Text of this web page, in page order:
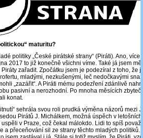
maturitu?
politiky „České pirátské strany“ (Piráti). Ano, více
2017 to již konečně všichni víme. Také já jsem
zařadit. Zpočátku jsem je podezíral z toho, že
mladými, nezkušenými, leč nedočkavými
„zazářit“. A Piráti mému podezření zdánlivě
pasivní a nerozhodní. Po mnoha měsících
konat.
sehrála svou roli prudká výměna názorů mezi
Pirátů J. Michálkem, možná úspěch v
v Praze, což čekal málokdo. Lidi to spíš
a přeceňování sil ze strany těchto mladých politiků.